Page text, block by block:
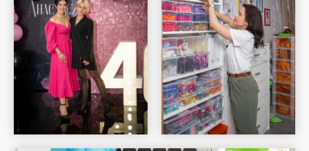
Шар Удачи на карте Москвы — Яндекс Карты